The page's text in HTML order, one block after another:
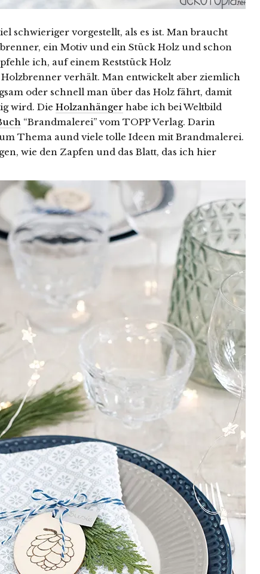
schwieriger vorgestellt, als es ist. Man braucht
ein Motiv und ein Stück Holz und schon
ich, auf einem Reststück Holz
verhält. Man entwickelt aber ziemlich
oder schnell man über das Holz fährt, damit
wird. Die Holzanhänger habe ich bei Weltbild
“Brandmalerei” vom TOPP Verlag. Darin
Thema aund viele tolle Ideen mit Brandmalerei.
wie den Zapfen und das Blatt, das ich hier